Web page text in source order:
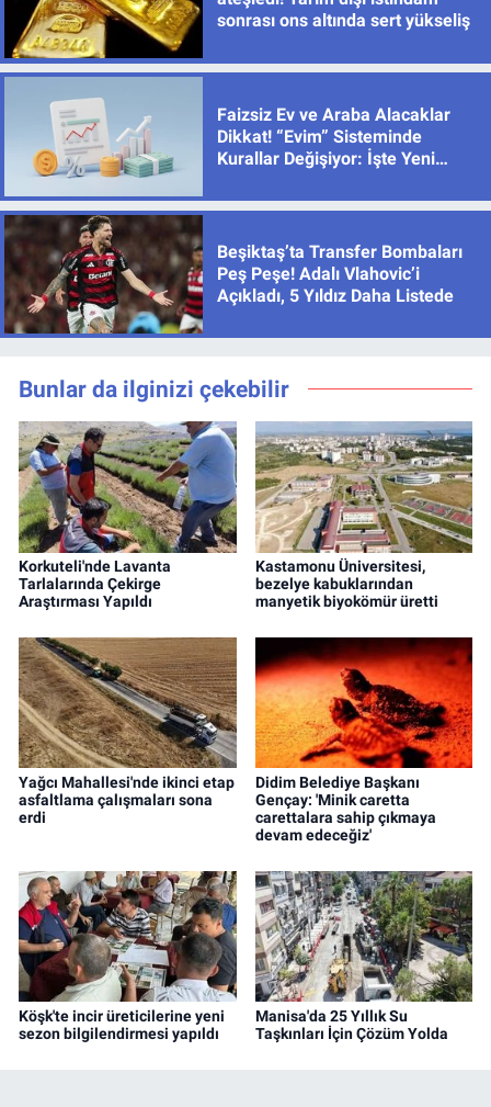
sonrası ons altında sert yükseliş
Faizsiz Ev ve Araba Alacaklar
Dikkat! “Evim” Sisteminde
Kurallar Değişiyor: İşte Yeni
Beşiktaş’ta Transfer Bombaları
Peş Peşe! Adalı Vlahovic’i
Açıkladı, 5 Yıldız Daha Listede
Bunlar da ilginizi çekebilir
Korkuteli'nde Lavanta
Tarlalarında Çekirge
Araştırması Yapıldı
Kastamonu Üniversitesi,
bezelye kabuklarından
manyetik biyokömür üretti
Yağcı Mahallesi'nde ikinci etap
asfaltlama çalışmaları sona
erdi
Didim Belediye Başkanı
Gençay: 'Minik caretta
carettalara sahip çıkmaya
devam edeceğiz'
Köşk'te incir üreticilerine yeni
sezon bilgilendirmesi yapıldı
Manisa'da 25 Yıllık Su
Taşkınları İçin Çözüm Yolda